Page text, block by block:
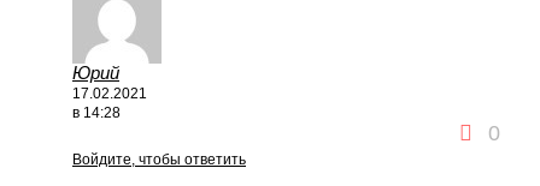
Юрий
17.02.2021
в 14:28
0
Войдите, чтобы ответить